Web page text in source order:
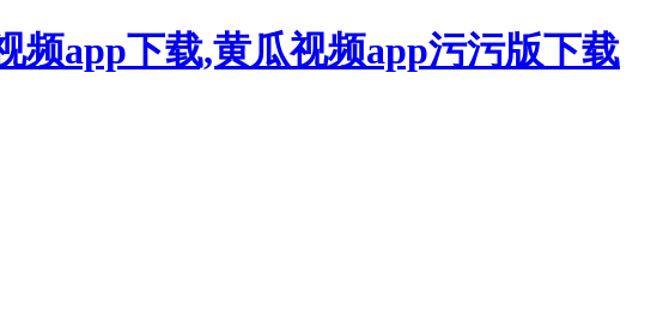
频app下载,黄瓜视频app污污版下载